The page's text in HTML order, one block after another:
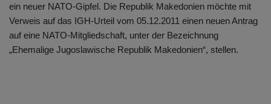
ein neuer NATO-Gipfel. Die Republik Makedonien möchte mit
Verweis auf das IGH-Urteil vom 05.12.2011 einen neuen Antrag
auf eine NATO-Mitgliedschaft, unter der Bezeichnung
„Ehemalige Jugoslawische Republik Makedonien“, stellen.